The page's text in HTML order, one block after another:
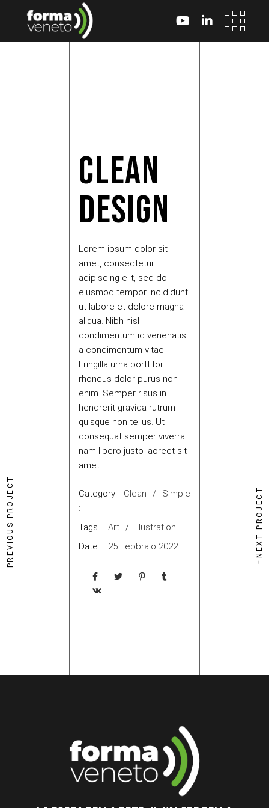
CLEAN
DESIGN
Lorem ipsum dolor sit
amet, consectetur
adipiscing elit, sed do
eiusmod tempor incididunt
ut labore et dolore magna
aliqua. Nibh nisl
condimentum id venenatis
a condimentum vitae.
Fringilla urna porttitor
rhoncus dolor purus non
enim. Semper risus in
hendrerit gravida rutrum
quisque non tellus. Ut
consequat semper viverra
nam libero justo laoreet sit
amet.
Category
:
Clean Simple
Tags : Art
Illustration
Date :
25 Febbraio 2022
PREVIOUS PROJECT NEXT PROJECT